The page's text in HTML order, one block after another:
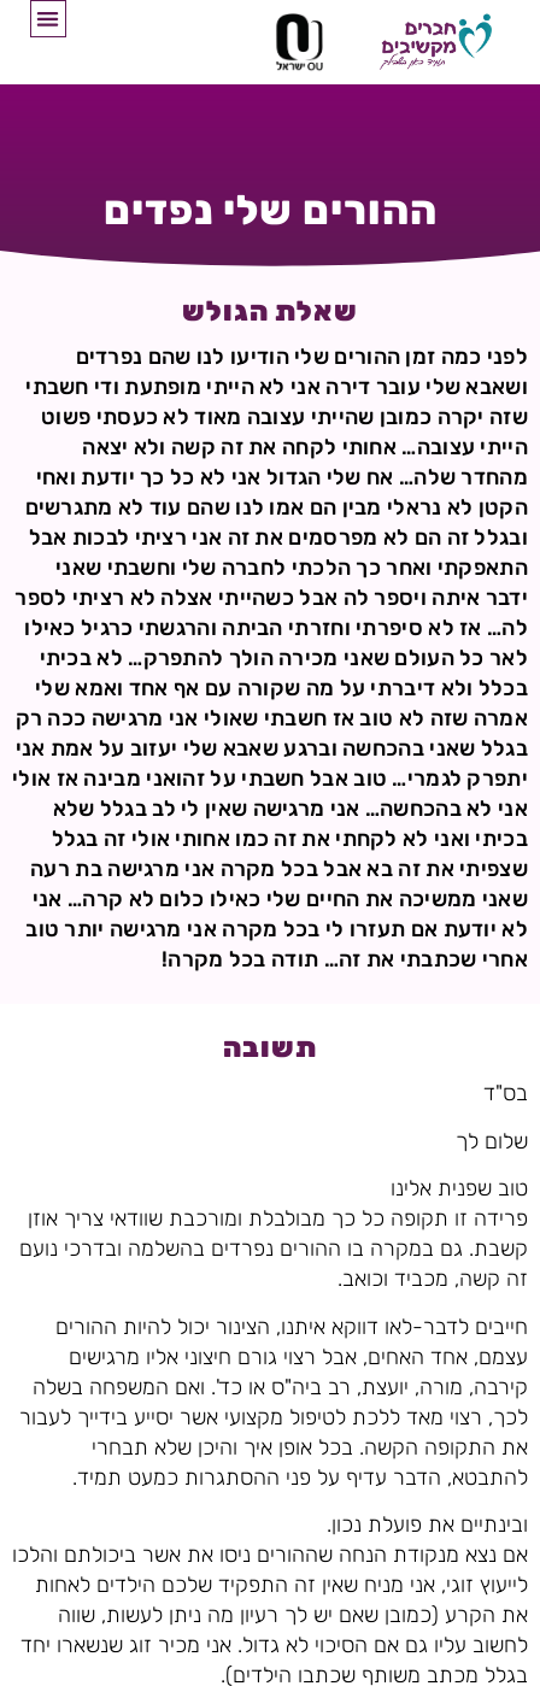
ההורים שלי נפדים
שאלת הגולש
לפני כמה זמן ההורים שלי הודיעו לנו שהם נפרדים
ושאבא שלי עובר דירה אני לא הייתי מופתעת ודי חשבתי
שזה יקרה כמובן שהייתי עצובה מאוד לא כעסתי פשוט
הייתי עצובה… אחותי לקחה את זה קשה ולא יצאה
מהחדר שלה… אח שלי הגדול אני לא כל כך יודעת ואחי
הקטן לא נראלי מבין הם אמו לנו שהם עוד לא מתגרשים
ובגלל זה הם לא מפרסמים את זה אני רציתי לבכות אבל
התאפקתי ואחר כך הלכתי לחברה שלי וחשבתי שאני
ידבר איתה ויספר לה אבל כשהייתי אצלה לא רציתי לספר
לה… אז לא סיפרתי וחזרתי הביתה והרגשתי כרגיל כאילו
לאר כל העולם שאני מכירה הולך להתפרק… לא בכיתי
בכלל ולא דיברתי על מה שקורה עם אף אחד ואמא שלי
אמרה שזה לא טוב אז חשבתי שאולי אני מרגישה ככה רק
בגלל שאני בהכחשה וברגע שאבא שלי יעזוב על אמת אני
יתפרק לגמרי… טוב אבל חשבתי על זהואני מבינה אז אולי
אני לא בהכחשה… אני מרגישה שאין לי לב בגלל שלא
בכיתי ואני לא לקחתי את זה כמו אחותי אולי זה בגלל
שצפיתי את זה בא אבל בכל מקרה אני מרגישה בת רעה
שאני ממשיכה את החיים שלי כאילו כלום לא קרה… אני
לא יודעת אם תעזרו לי בכל מקרה אני מרגישה יותר טוב
אחרי שכתבתי את זה… תודה בכל מקרה!
תשובה
בס"ד
שלום לך
טוב שפנית אלינו
פרידה זו תקופה כל כך מבולבלת ומורכבת שוודאי צריך אוזן
קשבת. גם במקרה בו ההורים נפרדים בהשלמה ובדרכי נועם
זה קשה, מכביד וכואב.
חייבים לדבר-לאו דווקא איתנו, הצינור יכול להיות ההורים
עצמם, אחד האחים, אבל רצוי גורם חיצוני אליו מרגישים
קירבה, מורה, יועצת, רב ביה"ס או כד'. ואם המשפחה בשלה
לכך, רצוי מאד ללכת לטיפול מקצועי אשר יסייע בידייך לעבור
את התקופה הקשה. בכל אופן איך והיכן שלא תבחרי
להתבטא, הדבר עדיף על פני ההסתגרות כמעט תמיד.
ובינתיים את פועלת נכון.
אם נצא מנקודת הנחה שההורים ניסו את אשר ביכולתם והלכו
לייעוץ זוגי, אני מניח שאין זה התפקיד שלכם הילדים לאחות
את הקרע (כמובן שאם יש לך רעיון מה ניתן לעשות, שווה
לחשוב עליו גם אם הסיכוי לא גדול. אני מכיר זוג שנשארו יחד
בגלל מכתב משותף שכתבו הילדים).